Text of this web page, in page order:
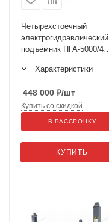
Четырехстоечный
электрогидравлический
подъемник ПГА-5000/4
Характеристики
448 000 ₽/шт
КУПИТЬ
Купить со скидкой
В РАССРОЧКУ